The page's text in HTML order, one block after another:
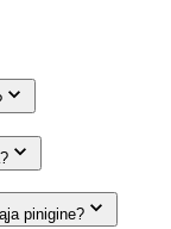
pinigine?